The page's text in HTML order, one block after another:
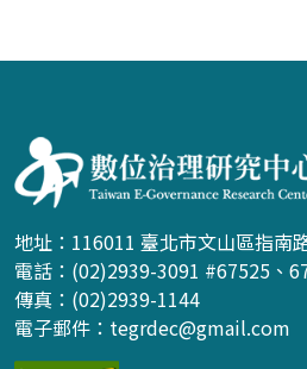
地址：116011 臺北市文山區指南
電話：(02)2939-3091 #67525、
傳真：(02)2939-1144
電子郵件： tegrdec@gmail.com